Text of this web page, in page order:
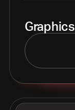
Graphics